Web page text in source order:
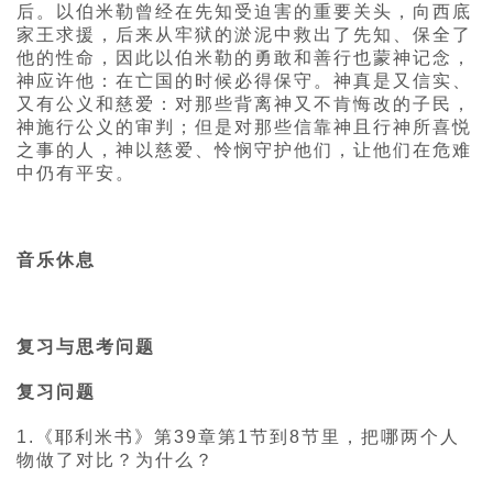
后。以伯米勒曾经在先知受迫害的重要关头，向西底
家王求援，后来从牢狱的淤泥中救出了先知、保全了
他的性命，因此以伯米勒的勇敢和善行也蒙神记念，
神应许他：在亡国的时候必得保守。神真是又信实、
又有公义和慈爱：对那些背离神又不肯悔改的子民，
神施行公义的审判；但是对那些信靠神且行神所喜悦
之事的人，神以慈爱、怜悯守护他们，让他们在危难
中仍有平安。
音乐休息
复习与思考问题
复习问题
1.《耶利米书》第39章第1节到8节里，把哪两个人
物做了对比？为什么？